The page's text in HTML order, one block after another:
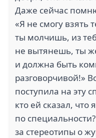
Даже сейчас
«Я не смогу взять
ты молчишь, из
не вытянешь, ты
и должна быть
разговорчивой!»
поступила на эту
кто ей сказал, что
по
за стереотипы о